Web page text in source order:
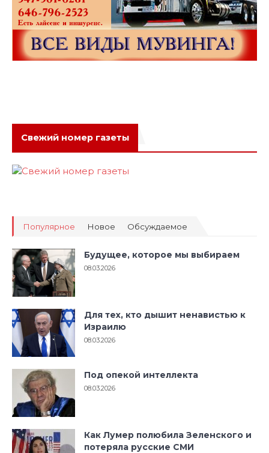
Свежий номер газеты
Популярное Новое Обсуждаемое
Будущее, которое мы выбираем
08.03.2026
Для тех, кто дышит ненавистью к
Израилю
08.03.2026
Под опекой интеллекта
08.03.2026
Как Лумер полюбила Зеленского и
потеряла русские СМИ